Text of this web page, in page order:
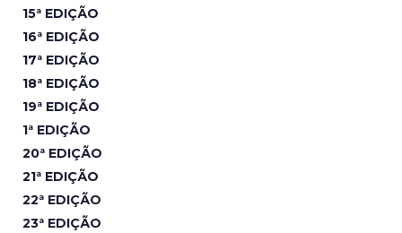
15ª EDIÇÃO
16ª EDIÇÃO
17ª EDIÇÃO
18ª EDIÇÃO
19ª EDIÇÃO
1ª EDIÇÃO
20ª EDIÇÃO
21ª EDIÇÃO
22ª EDIÇÃO
23ª EDIÇÃO